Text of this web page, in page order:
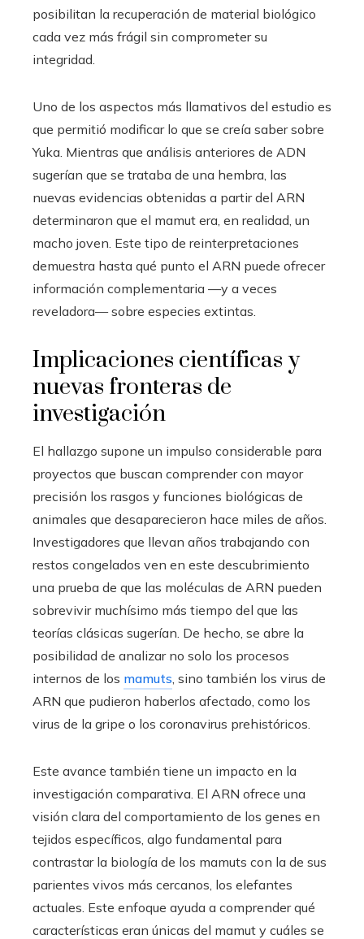
posibilitan la recuperación de material biológico
cada vez más frágil sin comprometer su
integridad.
Uno de los aspectos más llamativos del estudio es
que permitió modificar lo que se creía saber sobre
Yuka. Mientras que análisis anteriores de ADN
sugerían que se trataba de una hembra, las
nuevas evidencias obtenidas a partir del ARN
determinaron que el mamut era, en realidad, un
macho joven. Este tipo de reinterpretaciones
demuestra hasta qué punto el ARN puede ofrecer
información complementaria —y a veces
reveladora— sobre especies extintas.
Implicaciones científicas y
nuevas fronteras de
investigación
El hallazgo supone un impulso considerable para
proyectos que buscan comprender con mayor
precisión los rasgos y funciones biológicas de
animales que desaparecieron hace miles de años.
Investigadores que llevan años trabajando con
restos congelados ven en este descubrimiento
una prueba de que las moléculas de ARN pueden
sobrevivir muchísimo más tiempo del que las
teorías clásicas sugerían. De hecho, se abre la
posibilidad de analizar no solo los procesos
internos de los mamuts , sino también los virus de
ARN que pudieron haberlos afectado, como los
virus de la gripe o los coronavirus prehistóricos.
Este avance también tiene un impacto en la
investigación comparativa. El ARN ofrece una
visión clara del comportamiento de los genes en
tejidos específicos, algo fundamental para
contrastar la biología de los mamuts con la de sus
parientes vivos más cercanos, los elefantes
actuales. Este enfoque ayuda a comprender qué
características eran únicas del mamut y cuáles se